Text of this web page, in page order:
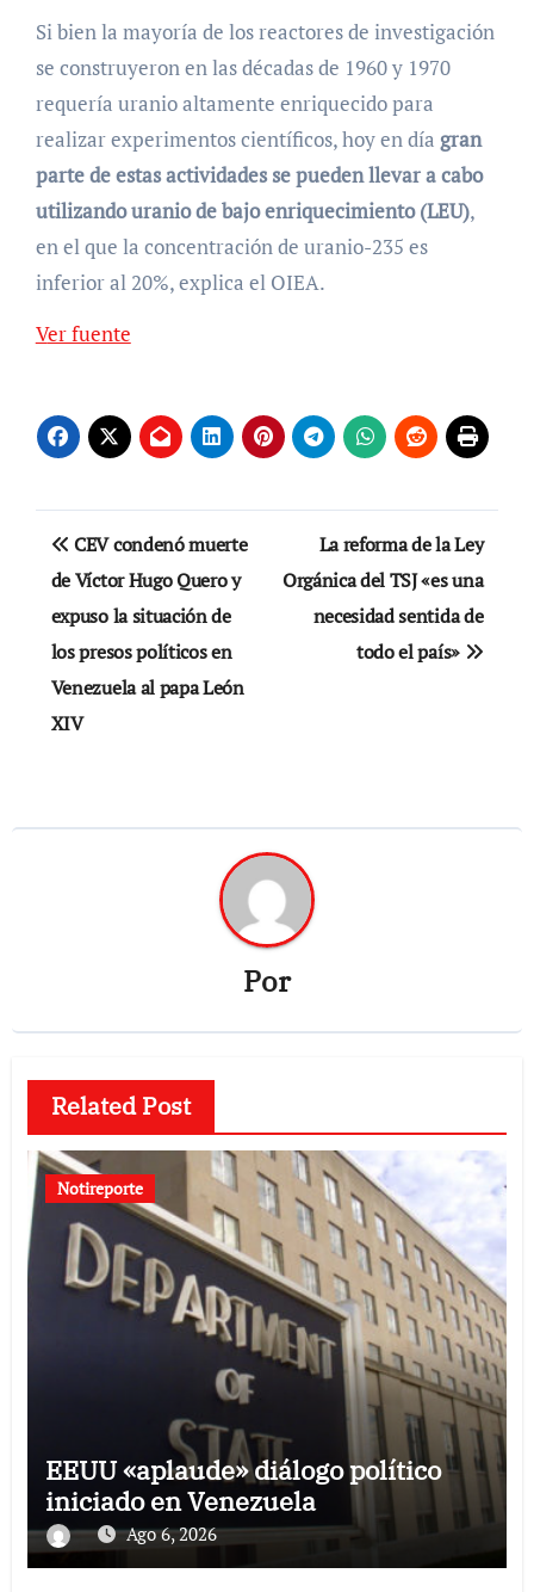
Si bien la mayoría de los reactores de investigación
se construyeron en las décadas de 1960 y 1970
requería uranio altamente enriquecido para
realizar experimentos científicos, hoy en día gran
parte de estas actividades se pueden llevar a cabo
utilizando uranio de bajo enriquecimiento (LEU),
en el que la concentración de uranio-235 es
inferior al 20%, explica el OIEA.
Ver fuente
Navegación
de
entradas
CEV condenó muerte
de Víctor Hugo Quero y
expuso la situación de
los presos políticos en
Venezuela al papa León
XIV
La reforma de la Ley
Orgánica del TSJ «es una
necesidad sentida de
todo el país»
Por
Related Post
Notireporte
EEUU «aplaude» diálogo político
iniciado en Venezuela
Ago 6, 2026